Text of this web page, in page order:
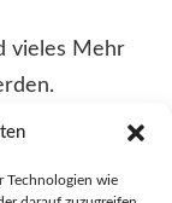
Technologien wie
vieles Mehr